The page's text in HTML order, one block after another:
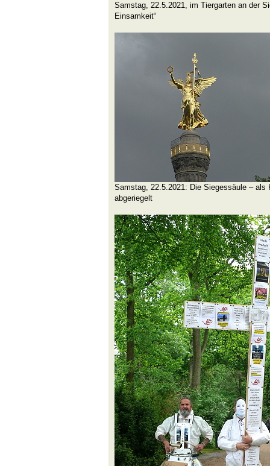
Samstag, 22.5.2021, im Tiergarten an der
Einsamkeit“
Samstag, 22.5.2021: Die Siegessäule – als
abgeriegelt